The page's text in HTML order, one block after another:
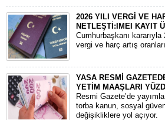
2026 YILI VERGİ VE
NETLEŞTİ:IMEI KAYIT
​Cumhurbaşkanı
vergi ve harç artış
YASA RESMİ
YETİM MAAŞLARI
​Resmi Gazete’de
torba kanun, sosyal
değişikliklere yol açıyor.